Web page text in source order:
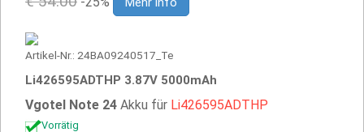
Artikel-Nr.: 24BA09240517_Te
Li426595ADTHP 3.87V 5000mAh
Vgotel Note 24 Akku für Li426595ADTHP
Vorrätig